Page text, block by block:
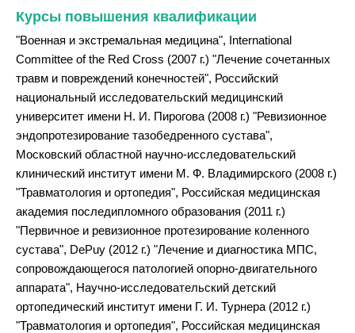
Курсы повышения квалификации
"Военная и экстремальная медицина", International
Committee of the Red Cross (2007 г.) "Лечение сочетанных
травм и повреждений конечностей", Российский
национальный исследовательский медицинский
университет имени Н. И. Пирогова (2008 г.) "Ревизионное
эндопротезирование тазобедренного сустава",
Московский областной научно-исследовательский
клинический институт имени М. Ф. Владимирского (2008 г.)
"Травматология и ортопедия", Российская медицинская
академия последипломного образования (2011 г.)
"Первичное и ревизионное протезирование коленного
сустава", DePuy (2012 г.) "Лечение и диагностика МПС,
сопровождающегося патологией опорно-двигательного
аппарата", Научно-исследовательский детский
ортопедический институт имени Г. И. Турнера (2012 г.)
"Травматология и ортопедия", Российская медицинская